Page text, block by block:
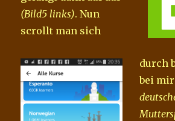
(Bild5 links). Nun
scrollt man sich
durch
bei mir